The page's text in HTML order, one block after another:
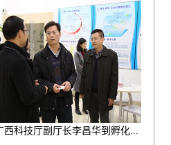
西科技厅副厅长李昌华到孵化...